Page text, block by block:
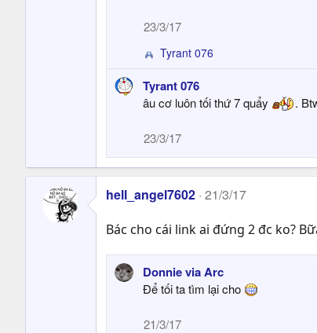
23/3/17
R
a
c
o
n
s
:
Tyrant 076
Tyrant 076
âu cơ luôn tối thứ 7 quẩy .
23/3/17
hell_angel7602 21/3/17
Bác cho cái link ai đứng 2 đc ko?
Donnie via Arc
Để tối ta tìm lại cho
21/3/17